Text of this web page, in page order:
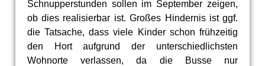
Schnupperstunden sollen im September zeigen,
ob dies realisierbar ist. Großes Hindernis ist ggf.
die Tatsache, dass viele Kinder schon frühzeitig
den Hort aufgrund der unterschiedlichsten
Wohnorte verlassen, da die Busse nur